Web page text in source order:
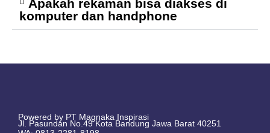
Apakah rekaman bisa diakses di
komputer dan handphone
Powered by PT Magnaka Inspirasi
Jl. Pasundan No.49 Kota Bandung Jawa Barat 40251